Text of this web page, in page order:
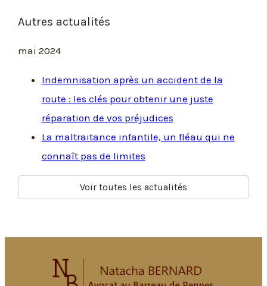
Autres actualités
mai 2024
Indemnisation après un accident de la
route : les clés pour obtenir une juste
réparation de vos préjudices
La maltraitance infantile, un fléau qui ne
connaît pas de limites
Voir toutes les actualités